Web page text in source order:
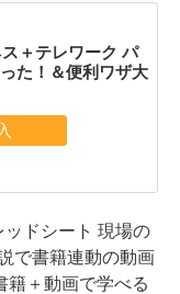
＋テレワーク パ
た！＆便利ワザ大
ドシート 現場の
で書籍連動の動画
籍＋動画で学べる